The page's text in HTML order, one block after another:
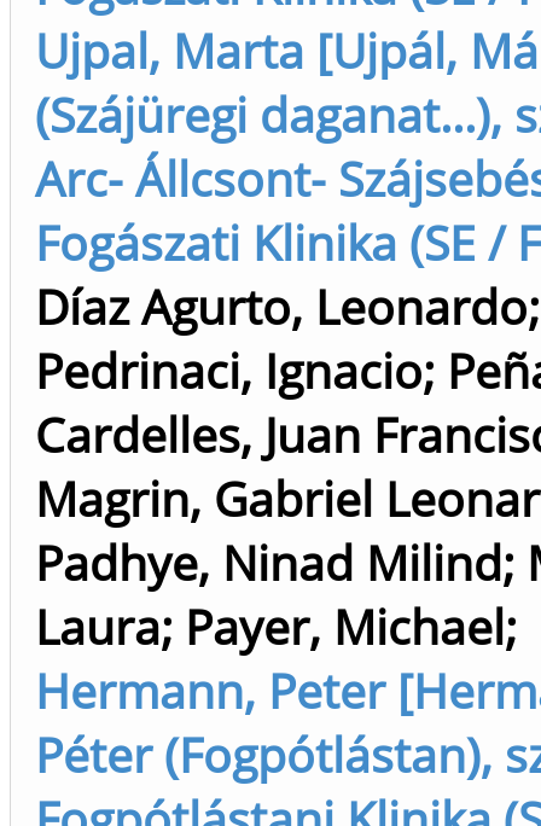
Ujpal, Marta [Ujpál,
(Szájüregi daganat...),
Arc- Állcsont-
Fogászati Klinika (SE /
Díaz Agurto, Leonardo;
Pedrinaci, Ignacio;
Cardelles, Juan
Magrin, Gabriel
Padhye, Ninad Milind;
Laura; Payer, Michael;
Hermann, Peter
Péter (Fogpótlástan),